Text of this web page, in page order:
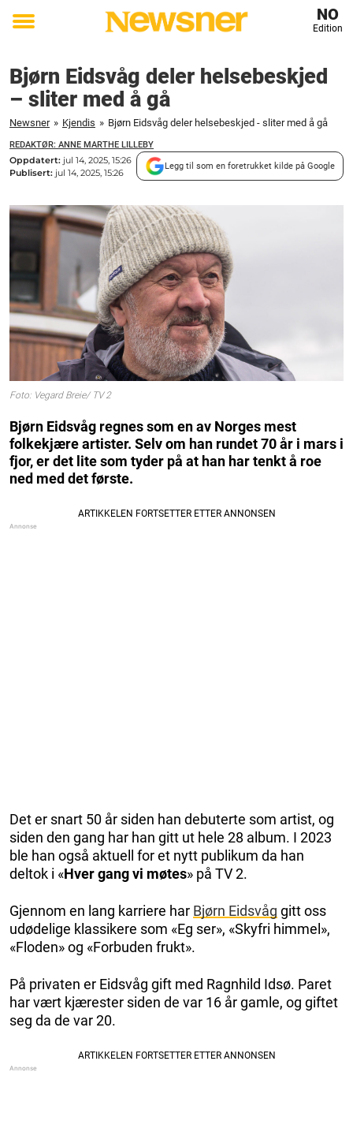
Toggle
NO
Edition
Bjørn Eidsvåg deler helsebeskjed
– sliter med å gå
Newsner » Kjendis » Bjørn Eidsvåg deler helsebeskjed - sliter med å gå
REDAKTØR: ANNE MARTHE LILLEBY
Oppdatert: jul 14, 2025, 15:26
Publisert: jul 14, 2025, 15:26
Legg til som en foretrukket kilde på Google
Foto: Vegard Breie/ TV 2
Bjørn Eidsvåg regnes som en av Norges mest
folkekjære artister. Selv om han rundet 70 år i mars i
fjor, er det lite som tyder på at han har tenkt å roe
ned med det første.
Det er snart 50 år siden han debuterte som artist, og
siden den gang har han gitt ut hele 28 album. I 2023
ble han også aktuell for et nytt publikum da han
deltok i «Hver gang vi møtes» på TV 2.
Gjennom en lang karriere har Bjørn Eidsvåg gitt oss
udødelige klassikere som «Eg ser», «Skyfri himmel»,
«Floden» og «Forbuden frukt».
På privaten er Eidsvåg gift med Ragnhild Idsø. Paret
har vært kjærester siden de var 16 år gamle, og giftet
seg da de var 20.